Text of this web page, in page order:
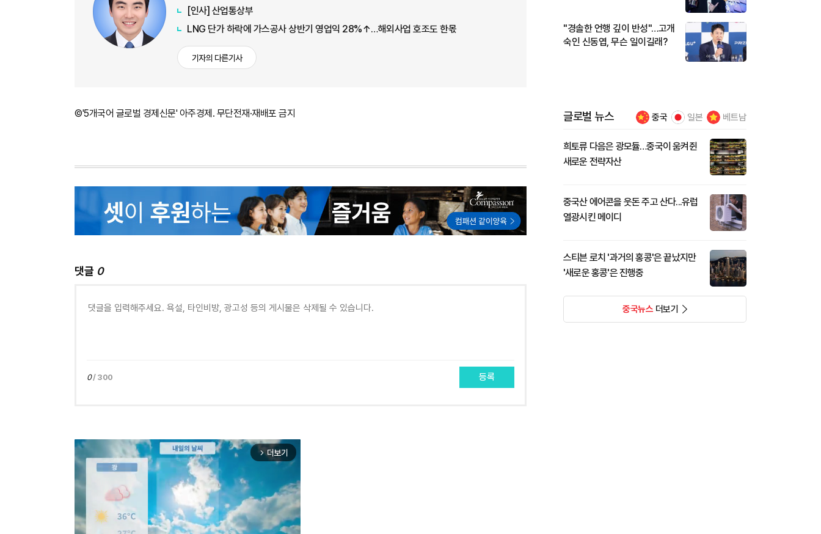
[인사] 산업통상부
LNG 단가 하락에 가스공사 상반기 영업익 28%↑…해외사업 호조도 한몫
기자의 다른기사
©'5개국어 글로벌 경제신문' 아주경제. 무단전재·재배포 금지
댓글 0
0/ 300 등록
arrow_forward_ios 더보기
"경솔한 언행 깊이 반성"…고개
숙인 신동엽, 무슨 일이길래?
글로벌 뉴스 중국 일본 베트남
희토류 다음은 광모듈…중국이 움켜쥔
새로운 전략자산
중국산 에어콘을 웃돈 주고 산다...유럽
열광시킨 메이디
스티븐 로치 '과거의 홍콩'은 끝났지만
'새로운 홍콩'은 진행중
중국뉴스더보기